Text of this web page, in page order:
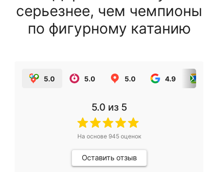
серьезнее, чем чемпионы
по фигурному катанию
5.0 5.0 5.0 4.9
5.0 из 5
На основе 945оценок
Оставить отзыв